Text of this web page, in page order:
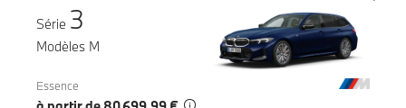
Série 3
Modèles M
Essence